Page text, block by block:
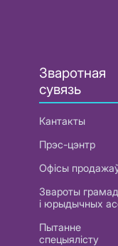
Зваротная
сувязь
Кантакты
Прэс-цэнтр
Офісы
Звароты
і юрыдычных
Пытанне
спецыялісту